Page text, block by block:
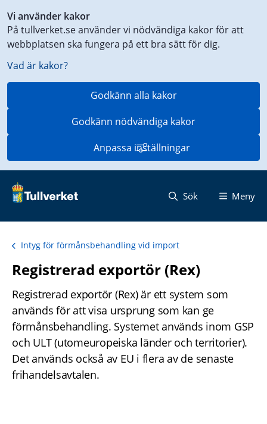
Vi använder kakor
På tullverket.se använder vi nödvändiga kakor för att
webbplatsen ska fungera på ett bra sätt för dig.
Vad är kakor?
Godkänn alla kakor
Godkänn nödvändiga kakor
Anpassa inställningar
till
innehåll
på
aktuell
Sök Meny
Intyg för förmånsbehandling vid import
Registrerad exportör (Rex)
Registrerad exportör (Rex) är ett system som
används för att visa ursprung som kan ge
förmånsbehandling. Systemet används inom GSP
och ULT (utomeuropeiska länder och territorier).
Det används också av EU i flera av de senaste
frihandelsavtalen.